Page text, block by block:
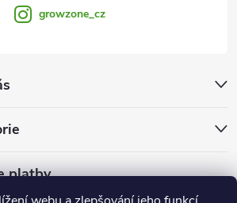
growzone_cz
platby